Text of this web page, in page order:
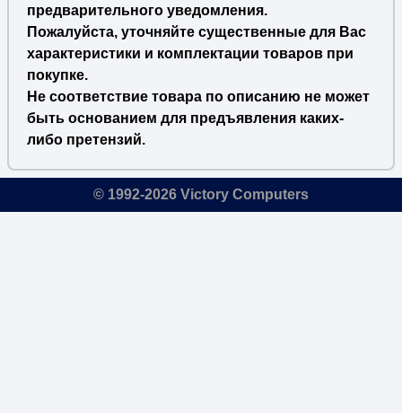
предварительного уведомления.
Пожалуйста, уточняйте существенные для Вас
характеристики и комплектации товаров при
покупке.
Не соответствие товара по описанию не может
быть основанием для предъявления каких-
либо претензий.
© 1992-2026 Victory Computers